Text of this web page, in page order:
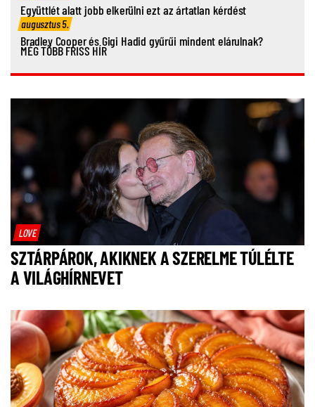
Együttlét alatt jobb elkerülni ezt az ártatlan kérdést
augusztus 5.
Bradley Cooper és Gigi Hadid gyűrűi mindent elárulnak?
MÉG TÖBB FRISS HÍR
LOVE
SZTÁRPÁROK, AKIKNEK A SZERELME TÚLÉLTE
A VILÁGHÍRNEVET